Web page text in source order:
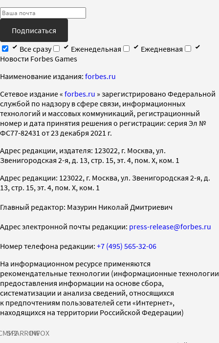
Подписаться
Все сразу
Еженедельная
Ежедневная
Новости Forbes Games
Наименование издания: forbes.ru
Cетевое издание « forbes.ru » зарегистрировано Федеральной
службой по надзору в сфере связи, информационных
технологий и массовых коммуникаций, регистрационный
номер и дата принятия решения о регистрации: серия Эл №
ФС77-82431 от 23 декабря 2021 г.
Адрес редакции, издателя: 123022, г. Москва, ул.
Звенигородская 2-я, д. 13, стр. 15, эт. 4, пом. X, ком. 1
Адрес редакции: 123022, г. Москва, ул. Звенигородская 2-я, д.
13, стр. 15, эт. 4, пом. X, ком. 1
Главный редактор: Мазурин Николай Дмитриевич
Адрес электронной почты редакции: press-release@forbes.ru
Номер телефона редакции: +7 (495) 565-32-06
На информационном ресурсе применяются
рекомендательные технологии (информационные технологии
предоставления информации на основе сбора,
систематизации и анализа сведений, относящихся
к предпочтениям пользователей сети «Интернет»,
находящихся на территории Российской Федерации)
SPARROWINFOX